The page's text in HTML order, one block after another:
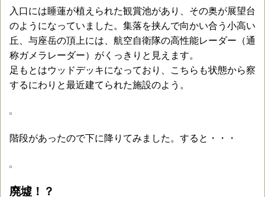
入口には睡蓮が植えられた観賞池があり、その奥が展望台
のようになっていました。集落を挟んで向かい合う小高い
丘、与座岳の頂上には、航空自衛隊の高性能レーダー（通
称ガメラレーダー）がくっきりと見えます。
足もとはウッドデッキになっており、こちらも状態から察
するにわりと最近建てられた施設のよう。
階段があったので下に降りてみました。すると・・・
廃墟！？